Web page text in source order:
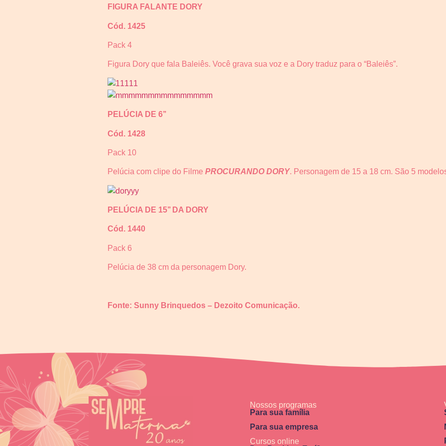
FIGURA FALANTE DORY
Cód. 1425
Pack 4
Figura Dory que fala Baleiês. Você grava sua voz e a Dory traduz para o “Baleiês”.
PELÚCIA DE 6’’
Cód. 1428
Pack 10
Pelúcia com clipe do Filme PROCURANDO DORY. Personagem de 15 a 18 cm. São 5
PELÚCIA DE 15’’ DA DORY
Cód. 1440
Pack 6
Pelúcia de 38 cm da personagem Dory.
Fonte: Sunny Brinquedos – Dezoito Comunicação.
Nossos programas
Para sua família
Para sua empresa
Cursos online